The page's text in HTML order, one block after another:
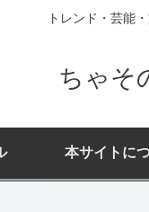
トレンド・芸能
ちゃそ
本サイトに